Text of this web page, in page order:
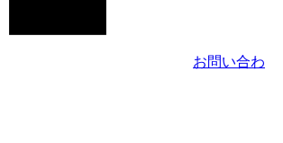
お問い合わ